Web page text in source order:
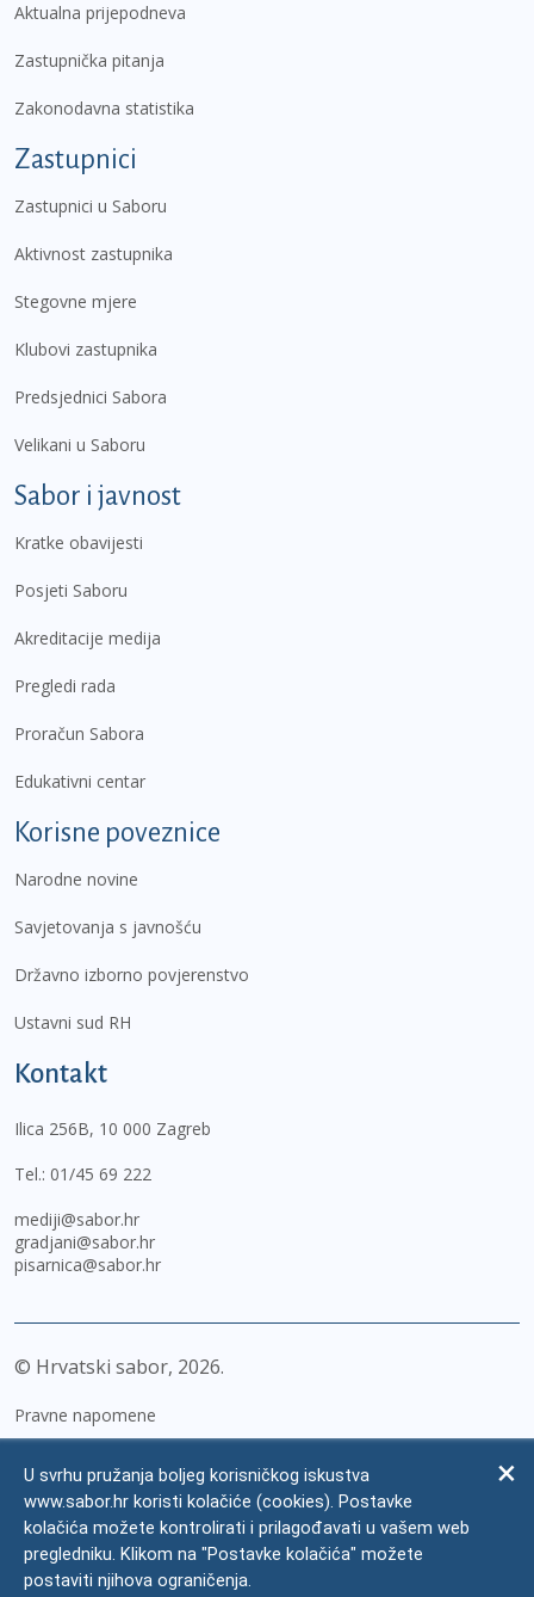
Aktualna prijepodneva
Zastupnička pitanja
Zakonodavna statistika
Zastupnici
Zastupnici u Saboru
Aktivnost zastupnika
Stegovne mjere
Klubovi zastupnika
Predsjednici Sabora
Velikani u Saboru
Sabor i javnost
Kratke obavijesti
Posjeti Saboru
Akreditacije medija
Pregledi rada
Proračun Sabora
Edukativni centar
Korisne poveznice
Narodne novine
Savjetovanja s javnošću
Državno izborno povjerenstvo
Ustavni sud RH
Kontakt
Ilica 256B, 10 000 Zagreb
Tel.: 01/45 69 222
mediji@sabor.hr
gradjani@sabor.hr
pisarnica@sabor.hr
© Hrvatski sabor, 2026
Pravne napomene
Zaštita osobnih podataka
Impressum
Česta pitanja
U svrhu pružanja boljeg korisničkog iskustva
www.sabor.hr koristi kolačiće (cookies). Postavke
kolačića možete kontrolirati i prilagođavati u vašem web
pregledniku. Klikom na "Postavke kolačića" možete
postaviti njihova ograničenja.